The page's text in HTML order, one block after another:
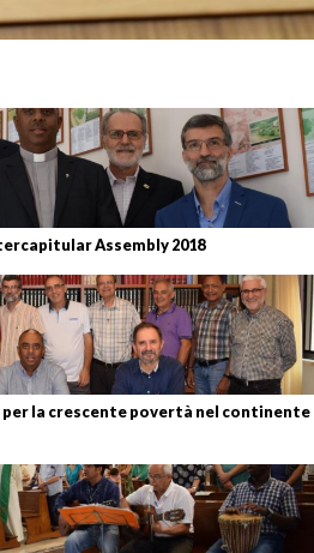
Assembly 2018
la crescente povertà nel continente